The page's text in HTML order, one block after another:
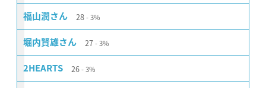
福山潤さん 28 3%
堀内賢雄さん 27 3%
2HEARTS 26 3%